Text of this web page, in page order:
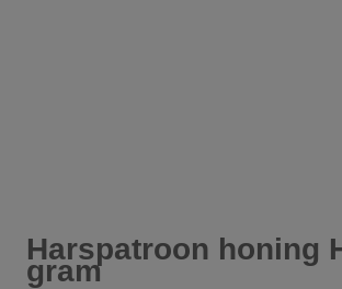
Harspatroon honing
gram